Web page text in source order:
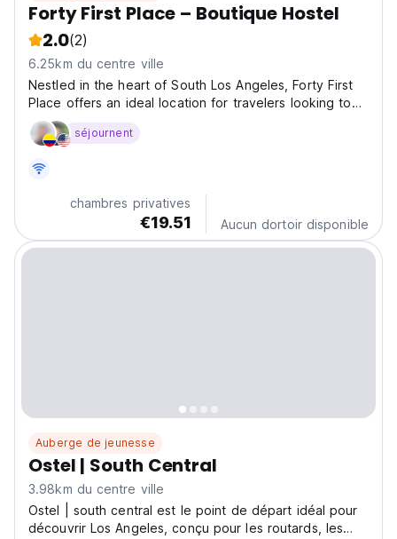
Forty First Place – Boutique Hostel
2.0(2)
6.25km du centre ville
Nestled in the heart of South Los Angeles, Forty First
Place offers an ideal location for travelers looking to
explore the city’s iconic attractions. Just a short stroll
from LA Memorial Coliseum (less than 1 km), a 15-
séjournent
chambres privatives
€19.51 Aucun dortoir disponible
Auberge de jeunesse
Ostel | South Central
3.98km du centre ville
Ostel | south central est le point de départ idéal pour
découvrir Los Angeles, conçu pour les routards, les